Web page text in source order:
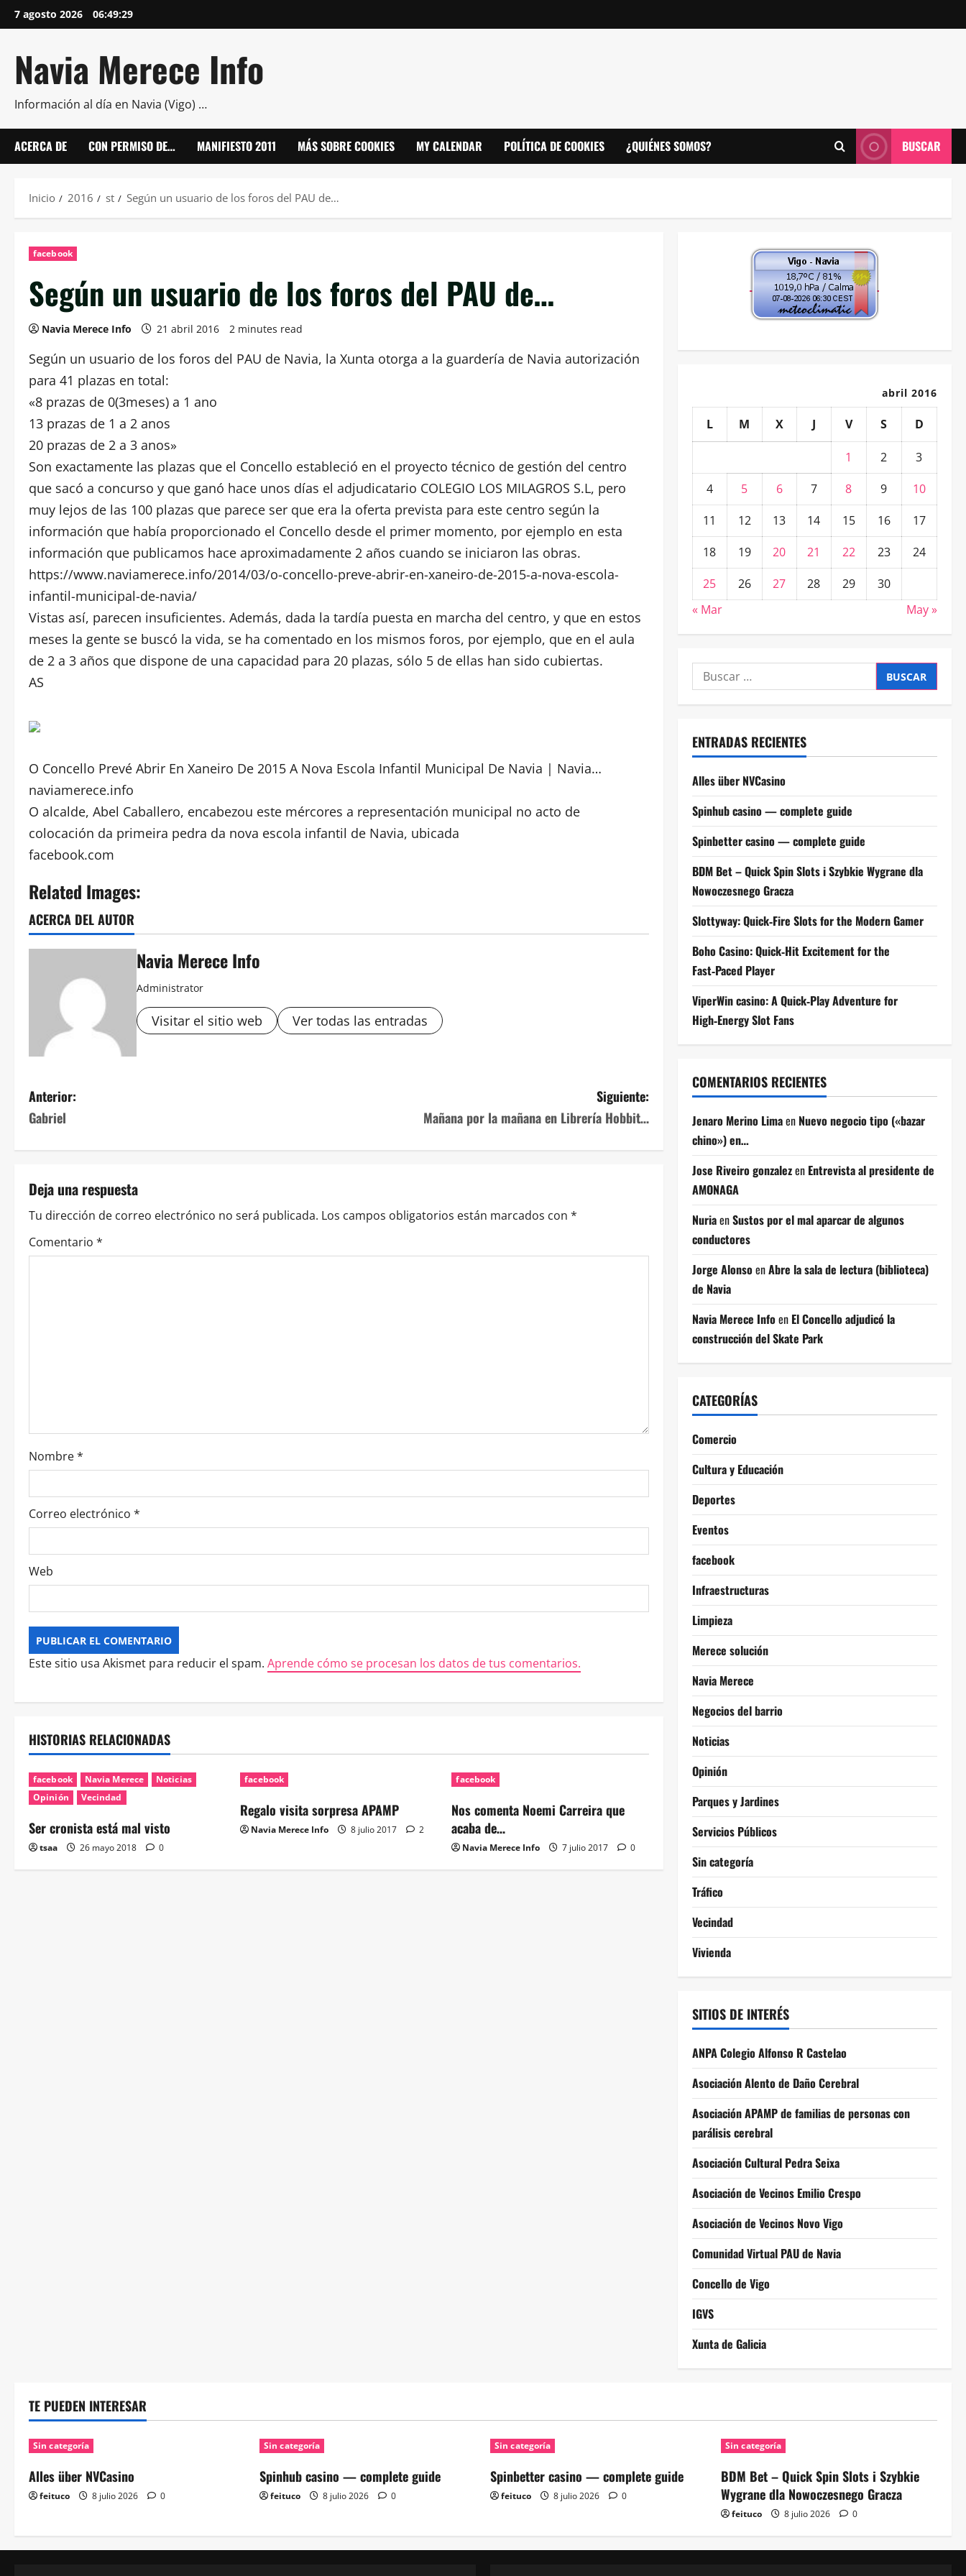
Saltar
al
7 agosto 2026 06:49:30
Navia Merece Info
Información al día en Navia (Vigo) …
ACERCA DE CON PERMISO DE… MANIFIESTO 2011 MÁS SOBRE COOKIES MY CALENDAR POLÍTICA DE COOKIES ¿QUIÉNES SOMOS? BUSCAR
Inicio 2016 st Según un usuario de los foros del PAU de…
facebook
Según un usuario de los foros del PAU de…
Navia Merece Info 21 abril 2016 2 minutes read
Según un usuario de los foros del PAU de Navia, la Xunta otorga a la guardería de Navia autorización
para 41 plazas en total:
«8 prazas de 0(3meses) a 1 ano
13 prazas de 1 a 2 anos
20 prazas de 2 a 3 anos»
Son exactamente las plazas que el Concello estableció en el proyecto técnico de gestión del centro
que sacó a concurso y que ganó hace unos días el adjudicatario COLEGIO LOS MILAGROS S.L, pero
muy lejos de las 100 plazas que parece ser que era la oferta prevista para este centro según la
información que había proporcionado el Concello desde el primer momento, por ejemplo en esta
información que publicamos hace aproximadamente 2 años cuando se iniciaron las obras.
https://www.naviamerece.info/2014/03/o-concello-preve-abrir-en-xaneiro-de-2015-a-nova-escola-
infantil-municipal-de-navia/
Vistas así, parecen insuficientes. Además, dada la tardía puesta en marcha del centro, y que en estos
meses la gente se buscó la vida, se ha comentado en los mismos foros, por ejemplo, que en el aula
de 2 a 3 años que dispone de una capacidad para 20 plazas, sólo 5 de ellas han sido cubiertas.
AS
O Concello Prevé Abrir En Xaneiro De 2015 A Nova Escola Infantil Municipal De Navia | Navia…
naviamerece.info
O alcalde, Abel Caballero, encabezou este mércores a representación municipal no acto de
colocación da primeira pedra da nova escola infantil de Navia, ubicada
facebook.com
Related Images:
ACERCA DEL AUTOR
Navia Merece Info
Administrator
Visitar el sitio web Ver todas las entradas
Navegación
de
entradas
Anterior:
Gabriel
Siguiente:
Mañana por la mañana en Librería Hobbit…
Deja una respuesta
Tu dirección de correo electrónico no será publicada. Los campos obligatorios están marcados con *
Comentario *
Nombre*
Correo electrónico *
Web
Este sitio usa Akismet para reducir el spam. Aprende cómo se procesan los datos de tus comentarios.
HISTORIAS RELACIONADAS
facebook Navia Merece
Noticias
Opinión
Vecindad
Ser cronista está mal visto
tsaa 26 mayo 2018 0
facebook
Regalo visita sorpresa APAMP
Navia Merece Info 8 julio 2017 2
facebook
Nos comenta Noemi Carreira que
acaba de…
Navia Merece Info 7 julio 2017 0
abril 2016
L M X J V S D
1 2
3
4
5 6 7 8 9
10
11
12 13 14 15 16
17
18
19 20 21 22 23
24
25
26 27 28 29
30
« Mar
May »
Buscar:
ENTRADAS RECIENTES
Alles über NVCasino
Spinhub casino — complete guide
Spinbetter casino — complete guide
BDM Bet – Quick Spin Slots i Szybkie Wygrane dla
Nowoczesnego Gracza
Slottyway: Quick‑Fire Slots for the Modern Gamer
Boho Casino: Quick‑Hit Excitement for the
Fast‑Paced Player
ViperWin casino: A Quick‑Play Adventure for
High‑Energy Slot Fans
COMENTARIOS RECIENTES
Jenaro Merino Limaen Nuevo negocio tipo («bazar
chino») en…
Jose Riveiro gonzalezen Entrevista al presidente de
AMONAGA
NuriaenSustos por el mal aparcar de algunos
conductores
Jorge AlonsoenAbre la sala de lectura (biblioteca)
de Navia
Navia Merece Infoen El Concello adjudicó la
construcción del Skate Park
CATEGORÍAS
Comercio
Cultura y Educación
Deportes
Eventos
facebook
Infraestructuras
Limpieza
Merece solución
Navia Merece
Negocios del barrio
Noticias
Opinión
Parques y Jardines
Servicios Públicos
Sin categoría
Tráfico
Vecindad
Vivienda
SITIOS DE INTERÉS
ANPA Colegio Alfonso R Castelao
Asociación Alento de Daño Cerebral
Asociación APAMP de familias de personas con
parálisis cerebral
Asociación Cultural Pedra Seixa
Asociación de Vecinos Emilio Crespo
Asociación de Vecinos Novo Vigo
Comunidad Virtual PAU de Navia
Concello de Vigo
IGVS
Xunta de Galicia
TE PUEDEN INTERESAR
Sin categoría
Alles über NVCasino
feituco 8 julio 2026 0
Sin categoría
Spinhub casino — complete guide
feituco 8 julio 2026 0
Sin categoría
Spinbetter casino — complete guide
feituco 8 julio 2026 0
Sin categoría
BDM Bet – Quick Spin Slots i Szybkie
Wygrane dla Nowoczesnego Gracza
feituco 8 julio 2026 0